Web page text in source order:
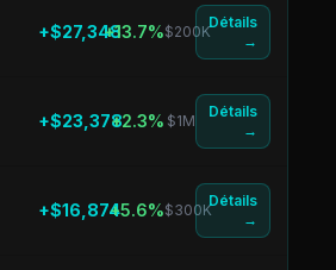
+$27,348+13.7%$200K
Détails
→
+$23,378+2.3% $1M
Détails
→
+$16,874+5.6%$300K
Détails
→